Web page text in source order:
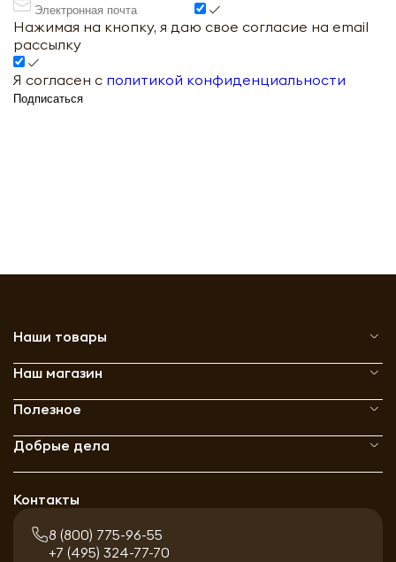
Нажимая на кнопку, я даю свое согласие на email
рассылку
Я согласен с политикой конфиденциальности
Подписаться
Наши товары
Наш магазин
Полезное
Добрые дела
Контакты
8 (800) 775-96-55
+7 (495) 324-77-70